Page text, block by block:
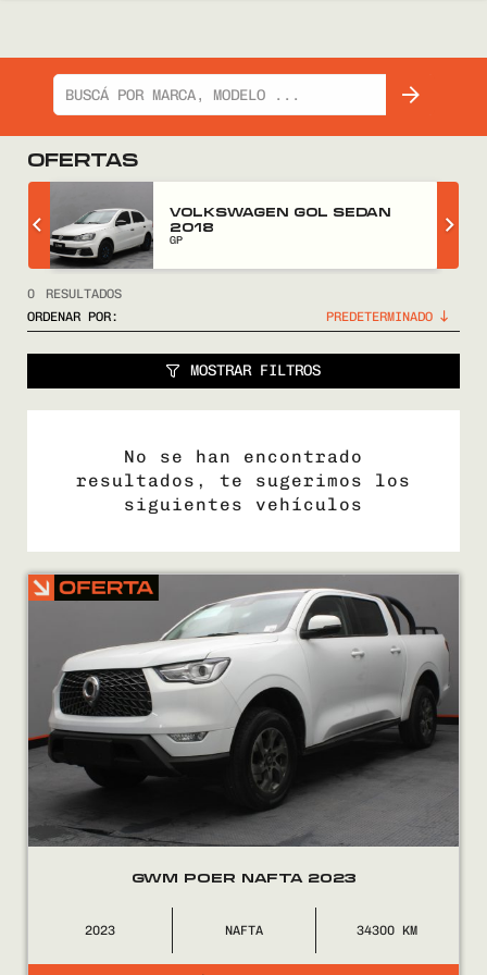
COMPRÁ
VENDÉ
FINANCIÁ
NOSOTROS
CONTACTO
OFERTAS
VOLKSWAGEN GOL SEDAN
2018
GP
0
RESULTADOS
ORDENAR POR:
MOSTRAR FILTROS
No se han encontrado
resultados, te sugerimos los
siguientes vehículos
GWM POER NAFTA 2023
2023 NAFTA 34300